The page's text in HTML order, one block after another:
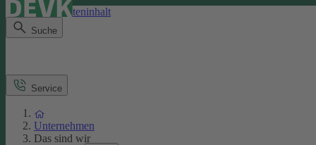
Direkt zum Seiteninhalt
Suche
Service
Unternehmen
Das sind wir